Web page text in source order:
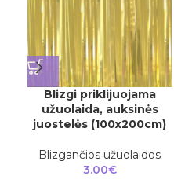
Blizgi priklijuojama
užuolaida, auksinės
juostelės (100x200cm)
Blizgančios užuolaidos
3.00€